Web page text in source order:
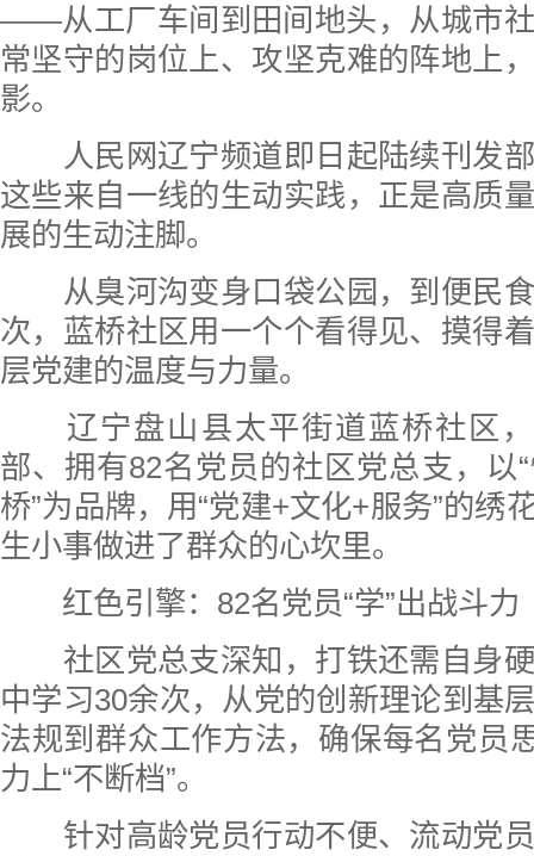
——从工厂车间到田间地头，从城市
常坚守的岗位上、攻坚克难的阵地上
影。
人民网辽宁频道即日起陆续刊发部
这些来自一线的生动实践，正是高质
展的生动注脚。
从臭河沟变身口袋公园，到便民食
次，蓝桥社区用一个个看得见、摸得
层党建的温度与力量。
辽宁盘山县太平街道蓝桥社区，
部、拥有82名党员的社区党总支，以
桥”为品牌，用“党建+文化+服务”的绣
生小事做进了群众的心坎里。
红色引擎：82名党员“学”出战斗力
社区党总支深知，打铁还需自身硬
中学习30余次，从党的创新理论到基
法规到群众工作方法，确保每名党员
力上“不断档”。
针对高龄党员行动不便、流动党员